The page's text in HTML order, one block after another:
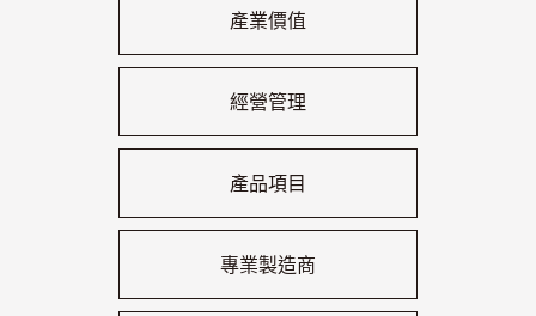
產業價值
經營管理
產品項目
專業製造商